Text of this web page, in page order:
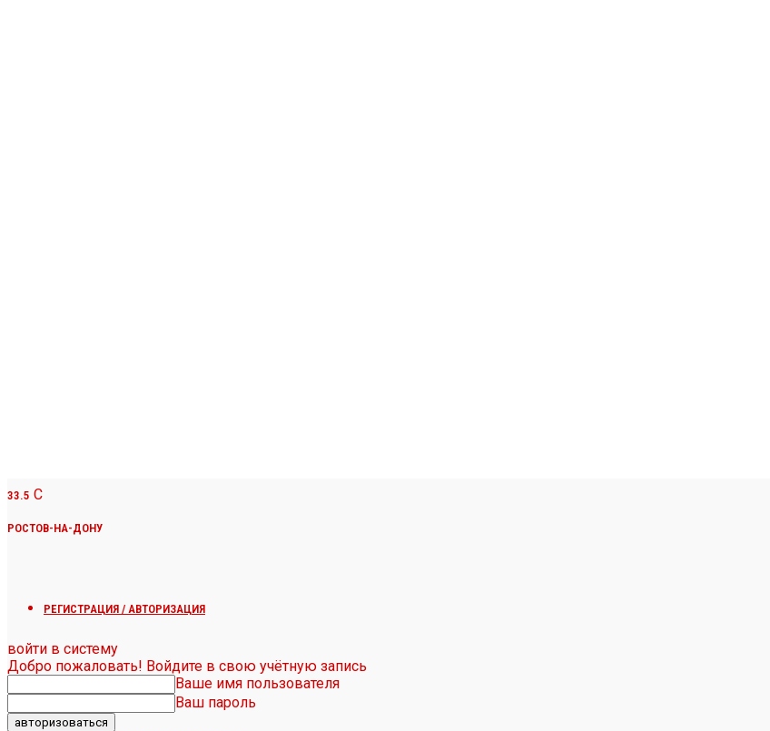
33.5 C
РОСТОВ-НА-ДОНУ
РЕГИСТРАЦИЯ / АВТОРИЗАЦИЯ
войти в систему
Добро пожаловать! Войдите в свою учётную запись
Ваше имя пользователя
Ваш пароль